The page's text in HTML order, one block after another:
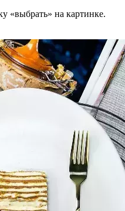
«выбрать» на картинке.